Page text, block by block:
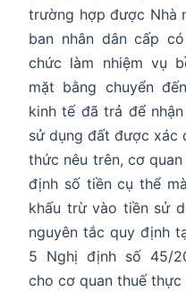
trường hợp được Nhà
ban nhân dân cấp
chức làm nhiệm vụ
mặt bằng chuyển
kinh tế đã trả để
sử dụng đất được xác
thức nêu trên, cơ
định số tiền cụ thể
khấu trừ vào tiền sử
nguyên tắc quy định
5 Nghị định số 45/
cho cơ quan thuế thực